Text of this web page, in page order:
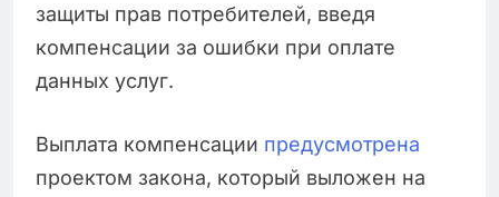
защиты прав потребителей, введя
компенсации за ошибки при оплате
данных услуг.
Выплата компенсации предусмотрена
проектом закона, который выложен на